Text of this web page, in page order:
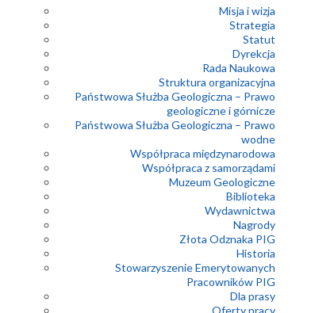
Misja i wizja
Strategia
Statut
Dyrekcja
Rada Naukowa
Struktura organizacyjna
Państwowa Służba Geologiczna – Prawo
geologiczne i górnicze
Państwowa Służba Geologiczna – Prawo
wodne
Współpraca międzynarodowa
Współpraca z samorządami
Muzeum Geologiczne
Biblioteka
Wydawnictwa
Nagrody
Złota Odznaka PIG
Historia
Stowarzyszenie Emerytowanych
Pracowników PIG
Dla prasy
Oferty pracy